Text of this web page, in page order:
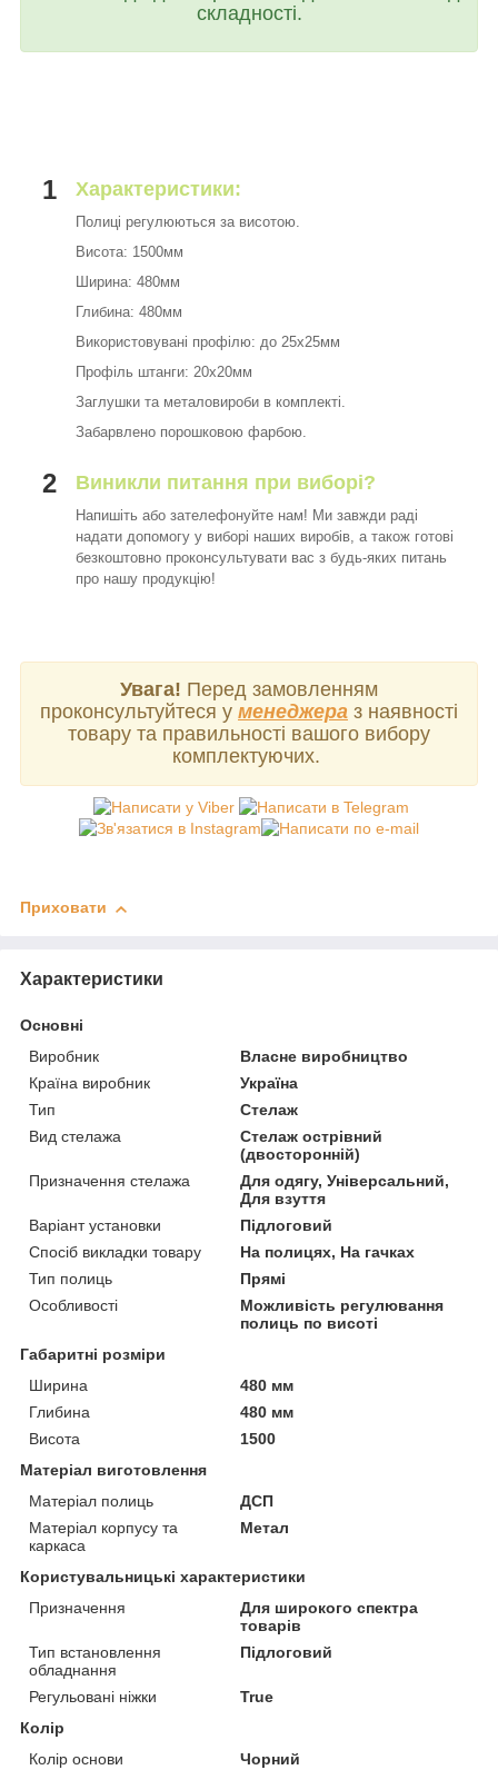
складності.
1 Характеристики:
Полиці регулюються за висотою.
Висота: 1500мм
Ширина: 480мм
Глибина: 480мм
Використовувані профілю: до 25х25мм
Профіль штанги: 20х20мм
Заглушки та металовироби в комплекті.
Забарвлено порошковою фарбою.
2 Виникли питання при виборі?
Напишіть або зателефонуйте нам! Ми завжди раді
надати допомогу у виборі наших виробів, а також готові
безкоштовно проконсультувати вас з будь-яких питань
про нашу продукцію!
Увага! Перед замовленням
проконсультуйтеся у менеджера з наявності
товару та правильності вашого вибору
комплектуючих.
Приховати
Характеристики
Основні
Виробник
Власне виробництво
Країна виробник
Україна
Тип
Стелаж
Вид стелажа
Стелаж острівний
(двосторонній)
Призначення стелажа
Для одягу, Універсальний,
Для взуття
Варіант установки
Підлоговий
Спосіб викладки товару
На полицях, На гачках
Тип полиць
Прямі
Особливості
Можливість регулювання
полиць по висоті
Габаритні розміри
Ширина
480 мм
Глибина
480 мм
Висота
1500
Матеріал виготовлення
Матеріал полиць
ДСП
Матеріал корпусу та
каркаса
Метал
Користувальницькі характеристики
Призначення
Для широкого спектра
товарів
Тип встановлення
обладнання
Підлоговий
Регульовані ніжки
True
Колір
Колір основи
Чорний